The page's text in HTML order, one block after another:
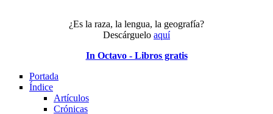
¿Es la raza, la lengua, la geografía?
Descárguelo aquí
In Octavo - Libros gratis
Portada
Índice
Artículos
Crónicas